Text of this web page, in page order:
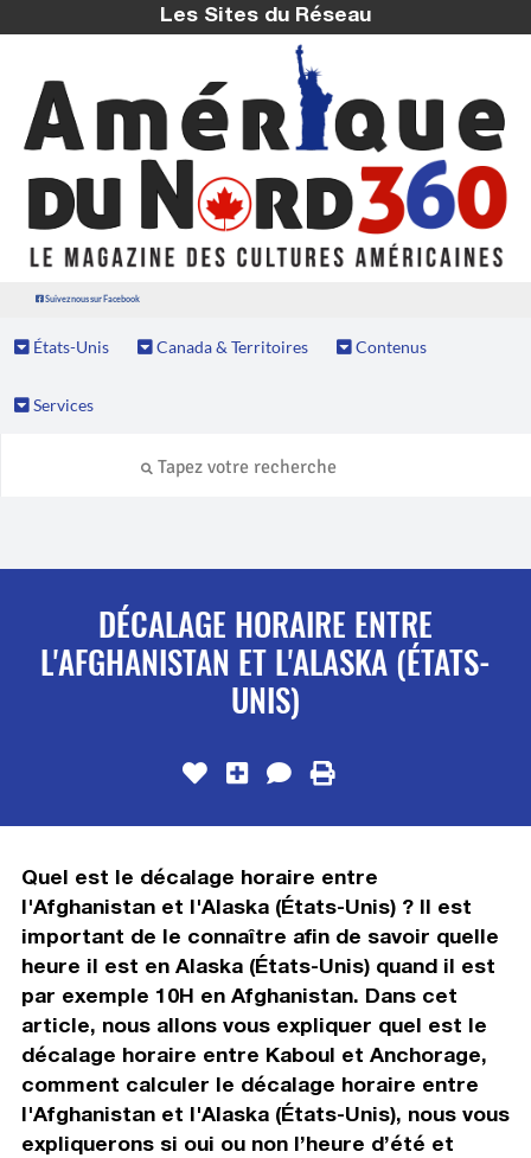
Les Sites du Réseau
Suivez nous sur Facebook
États-Unis Canada & Territoires Contenus
Services
DÉCALAGE HORAIRE ENTRE
L'AFGHANISTAN ET L'ALASKA (ÉTATS-
UNIS)
Quel est le décalage horaire entre
l'Afghanistan et l'Alaska (États-Unis) ? Il est
important de le connaître afin de savoir quelle
heure il est en Alaska (États-Unis) quand il est
par exemple 10H en Afghanistan. Dans cet
article, nous allons vous expliquer quel est le
décalage horaire entre Kaboul et Anchorage,
comment calculer le décalage horaire entre
l'Afghanistan et l'Alaska (États-Unis), nous vous
expliquerons si oui ou non l’heure d’été et